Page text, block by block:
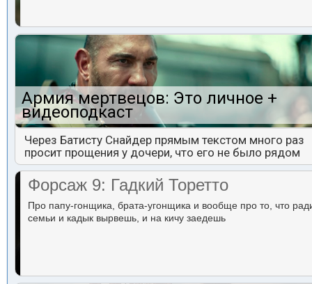
Армия мертвецов: Это личное +
видеоподкаст
Через Батисту Снайдер прямым текстом много раз
просит прощения у дочери, что его не было рядом
Форсаж 9: Гадкий Торетто
Про папу-гонщика, брата-угонщика и вообще про то, что
семьи и кадык вырвешь, и на кичу заедешь